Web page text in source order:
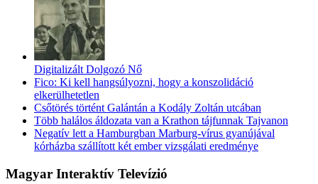
Digitalizált Dolgozó Nő
Fico: Ki kell hangsúlyozni, hogy a konszolidáció
elkerülhetetlen
Csőtörés történt Galántán a Kodály Zoltán utcában
Több halálos áldozata van a Krathon tájfunnak Tajvanon
Negatív lett a Hamburgban Marburg-vírus gyanújával
kórházba szállított két ember vizsgálati eredménye
Magyar Interaktív Televízió